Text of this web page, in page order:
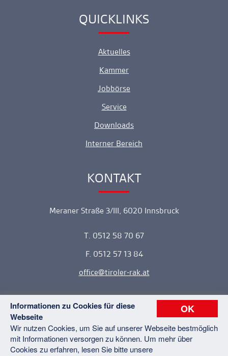
OK
Informationen zu Cookies für diese
Webseite
Wir nutzen Cookies, um Sie auf unserer Webseite bestmöglich
mit Informationen versorgen zu können. Um mehr über
Cookies zu erfahren, lesen Sie bitte unsere
Ankerlink
QUICKLINKS
Aktuelles
Kammer
Jobbörse
Service
Downloads
Interner Bereich
Ankerlink
KONTAKT
Meraner Straße 3/III, 6020 Innsbruck
T. 0512 58 70 67
F. 0512 57 13 84
office
tiroler-rak.at
Copyright © 2026 Tiroler Rechtsanwaltskammer. Alle Rechte
vorbehalten.
Kontakt
Datenschutz Impressum